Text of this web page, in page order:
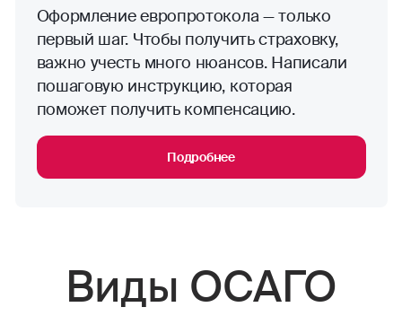
Оформление европротокола — только
первый шаг. Чтобы получить страховку,
важно учесть много нюансов. Написали
пошаговую инструкцию, которая
поможет получить компенсацию.
Подробнее
Виды ОСАГО